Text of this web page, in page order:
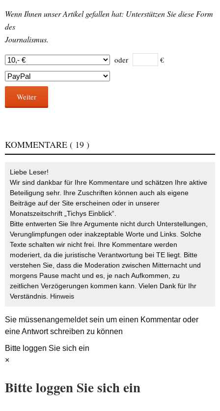
Wenn Ihnen unser Artikel gefallen hat: Unterstützen Sie diese Form
des
Journalismus.
oder €
Weiter
KOMMENTARE ( 19 )
Liebe Leser!
Wir sind dankbar für Ihre Kommentare und schätzen Ihre aktive
Beteiligung sehr. Ihre Zuschriften können auch als eigene
Beiträge auf der Site erscheinen oder in unserer
Monatszeitschrift „Tichys Einblick“.
Bitte entwerten Sie Ihre Argumente nicht durch Unterstellungen,
Verunglimpfungen oder inakzeptable Worte und Links. Solche
Texte schalten wir nicht frei. Ihre Kommentare werden
moderiert, da die juristische Verantwortung bei TE liegt. Bitte
verstehen Sie, dass die Moderation zwischen Mitternacht und
morgens Pause macht und es, je nach Aufkommen, zu
zeitlichen Verzögerungen kommen kann. Vielen Dank für Ihr
Verständnis. Hinweis
Sie müssenangemeldetsein um einen Kommentar oder
eine Antwort schreiben zu können
Bitte loggen Sie sich ein
×
Bitte loggen Sie sich ein